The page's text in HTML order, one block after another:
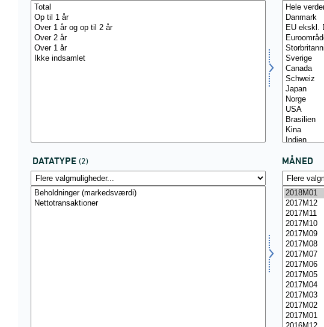
DATATYPE (2) MÅNED